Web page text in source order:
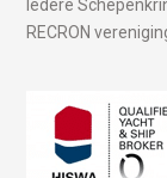
Iedere
RECRON